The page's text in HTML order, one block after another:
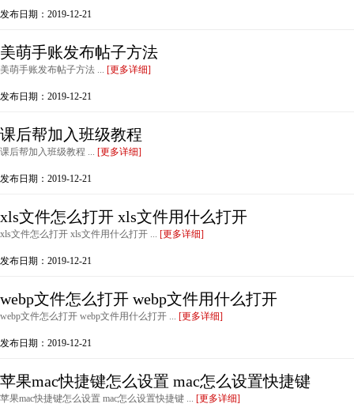
发布日期：2019-12-21
美萌手账发布帖子方法
美萌手账发布帖子方法 ... [更多详细]
发布日期：2019-12-21
课后帮加入班级教程
课后帮加入班级教程 ... [更多详细]
发布日期：2019-12-21
xls文件怎么打开 xls文件用什么打开
xls文件怎么打开 xls文件用什么打开 ... [更多详细]
发布日期：2019-12-21
webp文件怎么打开 webp文件用什么打开
webp文件怎么打开 webp文件用什么打开 ... [更多详细]
发布日期：2019-12-21
苹果mac快捷键怎么设置 mac怎么设置快捷键
苹果mac快捷键怎么设置 mac怎么设置快捷键 ... [更多详细]